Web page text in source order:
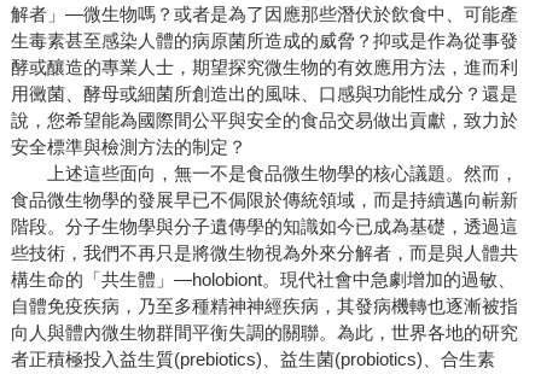
解者」—微生物嗎？或者是為了因應那些潛伏於飲食中、可能產
生毒素甚至感染人體的病原菌所造成的威脅？抑或是作為從事發
酵或釀造的專業人士，期望探究微生物的有效應用方法，進而利
用黴菌、酵母或細菌所創造出的風味、口感與功能性成分？還是
說，您希望能為國際間公平與安全的食品交易做出貢獻，致力於
安全標準與檢測方法的制定？
上述這些面向，無一不是食品微生物學的核心議題。然而，
食品微生物學的發展早已不侷限於傳統領域，而是持續邁向嶄新
階段。分子生物學與分子遺傳學的知識如今已成為基礎，透過這
些技術，我們不再只是將微生物視為外來分解者，而是與人體共
構生命的「共生體」—holobiont。現代社會中急劇增加的過敏、
自體免疫疾病，乃至多種精神神經疾病，其發病機轉也逐漸被指
向人與體內微生物群間平衡失調的關聯。為此，世界各地的研究
者正積極投入益生質(prebiotics)、益生菌(probiotics)、合生素